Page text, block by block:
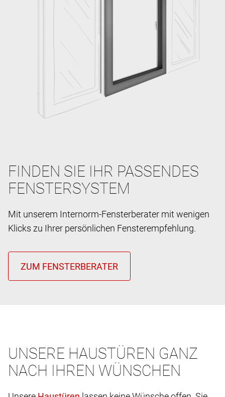
FINDEN SIE IHR PASSENDES
FENSTERSYSTEM
Mit unserem Internorm-Fensterberater mit wenigen
Klicks zu Ihrer persönlichen Fensterempfehlung.
UNSERE HAUSTÜREN GANZ
NACH IHREN WÜNSCHEN